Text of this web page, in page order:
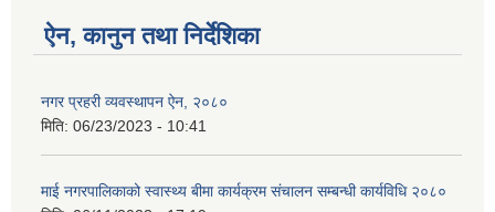
ऐन, कानुन तथा निर्देशिका
नगर प्रहरी व्यवस्थापन ऐन, २०८०
मिति: 06/23/2023 - 10:41
माई नगरपालिकाको स्वास्थ्य बीमा कार्यक्रम संचालन सम्बन्धी कार्यविधि २०८०